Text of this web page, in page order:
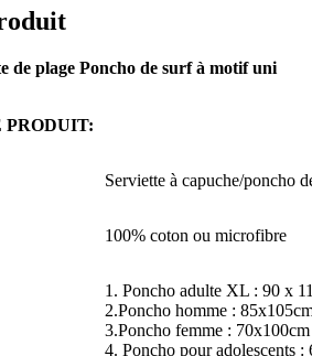
de plage Poncho de surf à motif uni
PRODUIT:
Serviette à capuche/poncho
100% coton ou microfibre
1. Poncho adulte XL : 90 x
2.Poncho homme :
3.Poncho femme : 70x100cm
4. Poncho pour adolescents :